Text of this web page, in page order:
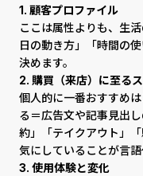
1. 顧客プロファイル
ここは属性よりも、生
日の動き方」「時間の
決めます。
2. 購買（来店）に至る
個人的に一番おすすめ
る＝広告文や記事見出
約」「テイクアウト」
気にしていることが言語
3. 使用体験と変化